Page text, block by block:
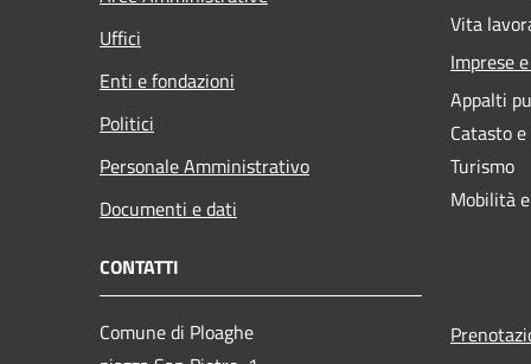
Uffici
Enti e fondazioni
Politici
Personale Amministrativo
Documenti e dati
Vita
Imprese
Appalti
Catasto
Turismo
Mobilità
CONTATTI
Comune di Ploaghe